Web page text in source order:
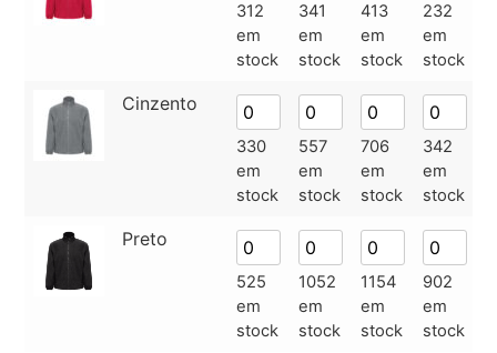
312
em
stock
341
em
stock
413
em
stock
232
em
stock
Cinzento
330
em
stock
557
em
stock
706
em
stock
342
em
stock
Preto
525
em
stock
1052
em
stock
1154
em
stock
902
em
stock